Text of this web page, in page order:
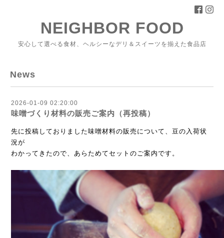
NEIGHBOR FOOD
安心して選べる食材、ヘルシーなデリ＆スイーツを揃えた食品店
News
2026-01-09 02:20:00
味噌づくり材料の販売ご案内（再投稿）
先に投稿しておりました味噌材料の販売について、 豆の入荷状
況が
わかってきたので、あらためてセットのご案内です。